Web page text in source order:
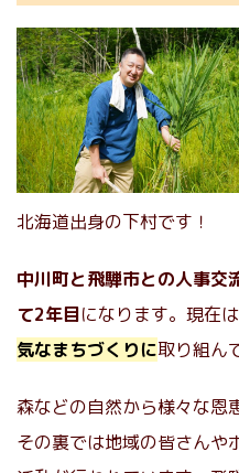
北海道出身の下村です！
中川町と飛騨市との人事交
て2年目になります。現在は
気なまちづくりに取り組ん
森などの自然から様々な恩
その裏では地域の皆さんや